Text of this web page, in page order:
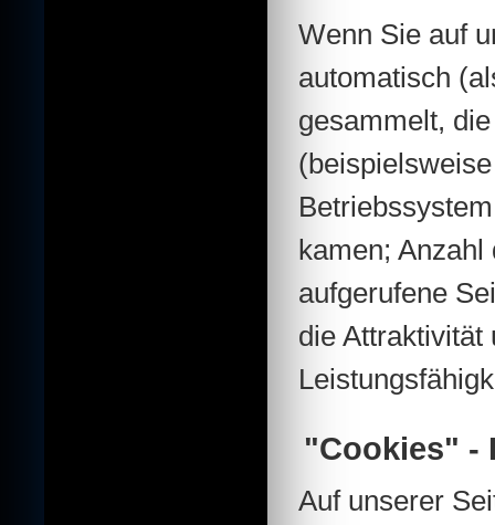
Wenn Sie auf
automatisch
gesammelt,
kamen;
aufgerufene
die Attraktivität
"Cookies" -
Auf unserer